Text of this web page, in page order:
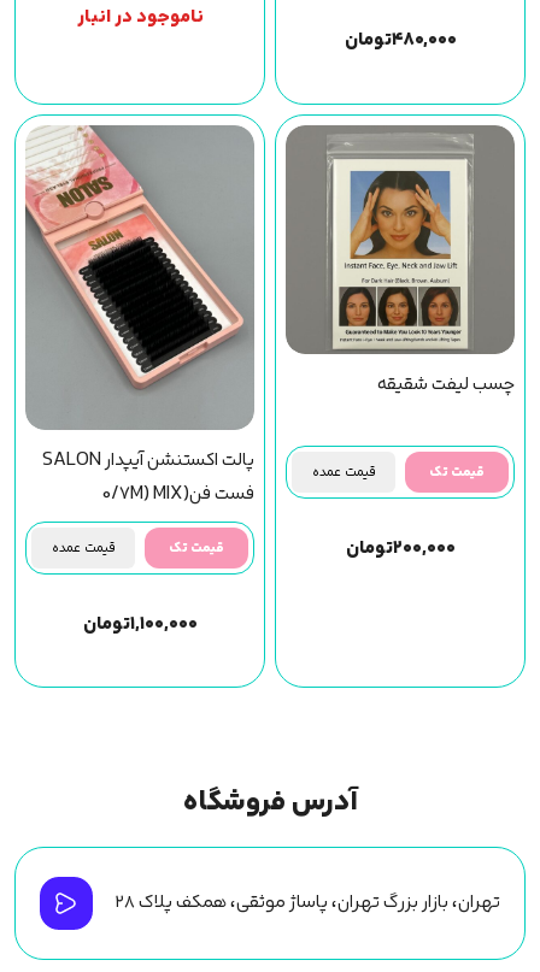
۴۸۰,۰۰۰تومان
ناموجود در انبار
چسب لیفت شقیقه
قیمت تک قیمت عمده
۲۰۰,۰۰۰تومان
پالت اکستنشن آیپدار SALON
فست فن(0/7M) MIX
قیمت تک قیمت عمده
۱,۱۰۰,۰۰۰تومان
آدرس فروشگاه
تهران، بازار بزرگ تهران، پاساژ موثقی، همکف پلاک ۲۸